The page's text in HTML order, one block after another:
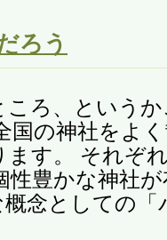
ろう
ころ、という
国の神社をよ
ます。 それぞ
性豊かな神社
概念としての